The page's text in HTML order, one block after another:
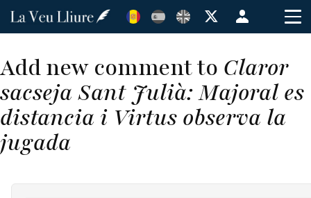
Vés
Menú
de
cuenta
de
usuario
Add new comment to Claror
sacseja Sant Julià: Majoral es
distancia i Virtus observa la
jugada